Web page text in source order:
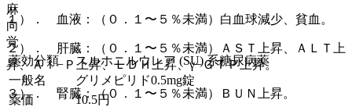
１）． 血液：（０．１〜５％未満）白血球減少、貧血。
２）． 肝臓：（０．１〜５％未満）ＡＳＴ上昇、ＡＬＴ上
昇、Ａｌ−Ｐ上昇、ＬＤＨ上昇、γ−ＧＴＰ上昇。
３）． 腎臓：（０．１〜５％未満）ＢＵＮ上昇。
麻
向
覚
薬効分類
スルホニルウレア (SU) 系糖尿病薬
一般名
グリメピリド0.5mg錠
薬価
10.5円